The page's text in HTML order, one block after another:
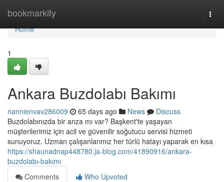
bookmarkity
Home
Home
1
Ankara Buzdolabı Bakımı
nannienvav286009 65 days ago News
Discuss
Buzdolabınızda bir arıza mı var? Başkent'te yaşayan
müşterilerimiz için acil ve güvenilir soğutucu servisi hizmeti
sunuyoruz. Uzman çalışanlarımız her türlü hatayı yaparak en kısa
https://shaunadnap448780.ja-blog.com/41890916/ankara-
buzdolabı-bakımı
Comments
Who Upvoted